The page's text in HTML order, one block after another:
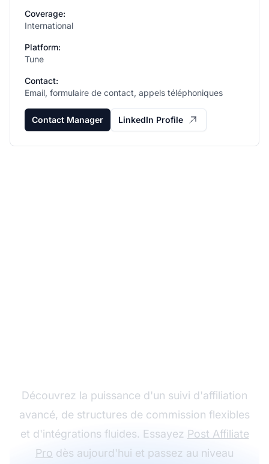
Coverage:
International
Platform:
Tune
Contact:
Email, formulaire de contact, appels téléphoniques
Contact Manager LinkedIn Profile
Découvrez la puissance d'un suivi d'affiliation
avancé, de structures de commission flexibles
et d'intégrations fluides. Essayez Post Affiliate
Pro dès aujourd'hui et passez au niveau